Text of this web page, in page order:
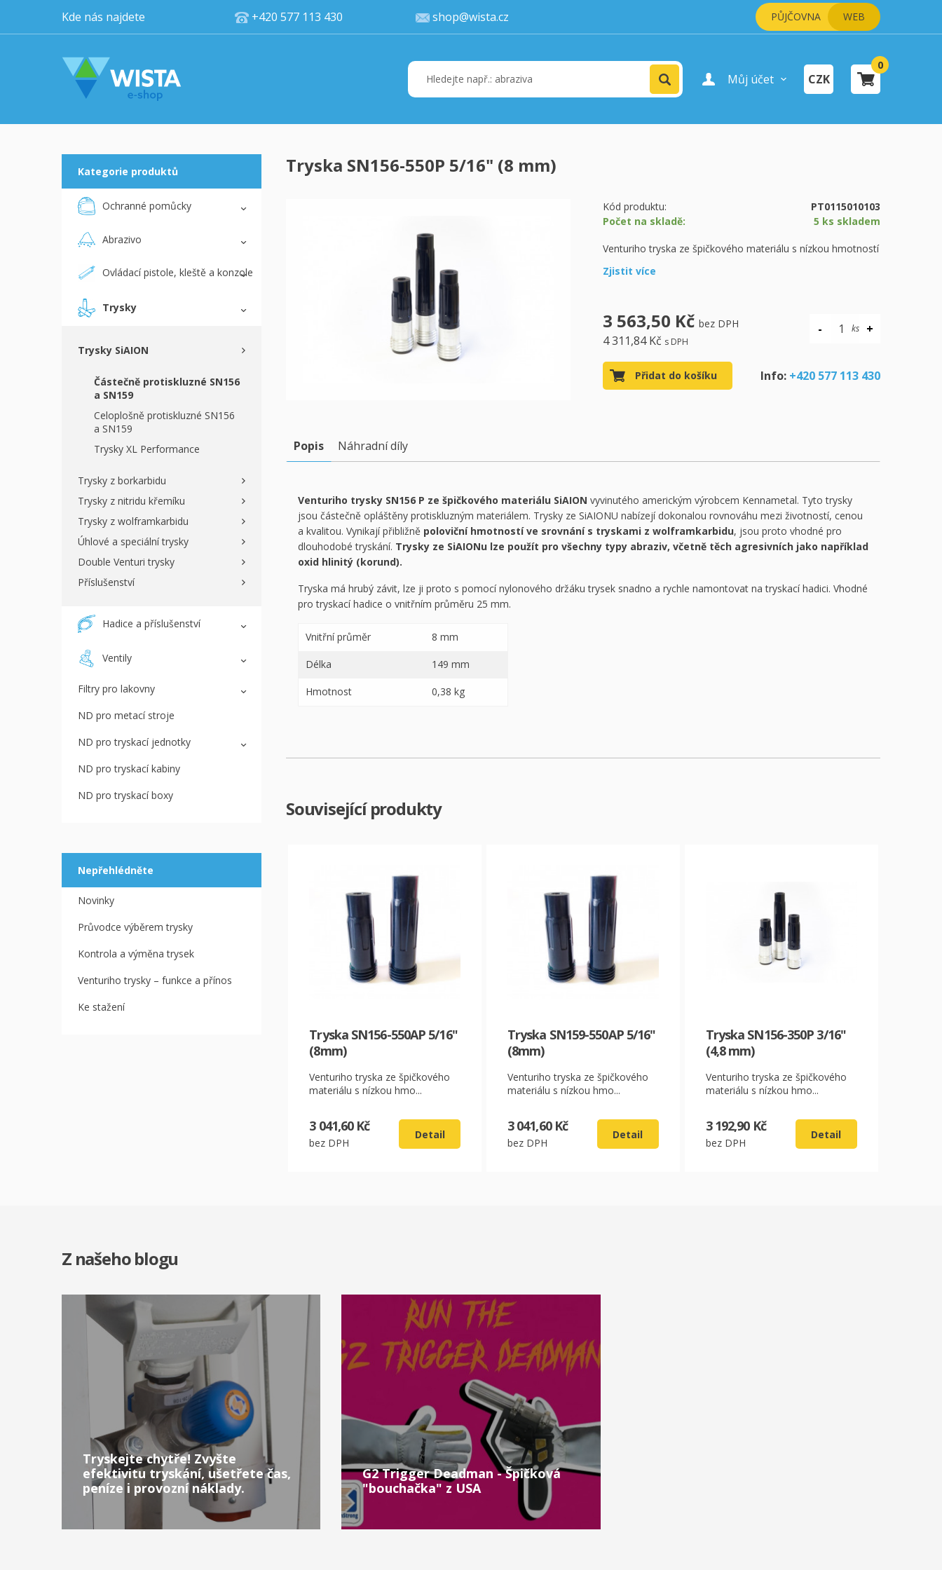
Kde nás najdete +420 577 113 430 shop@wista.cz PŮJČOVNA WEB
Vyhledat
Můj účet
Přihlášení uživatele
CZK
0
K pokladně
Kategorie produktů
Ochranné pomůcky
Abrazivo
Ovládací pistole, kleště a konzole
Trysky
Trysky SiAION
Částečně protiskluzné SN156
a SN159
Celoplošně protiskluzné SN156
a SN159
Trysky XL Performance
Trysky z borkarbidu
Trysky z nitridu křemíku
Trysky z wolframkarbidu
Úhlové a speciální trysky
Double Venturi trysky
Příslušenství
Hadice a příslušenství
Ventily
Filtry pro lakovny
ND pro metací stroje
ND pro tryskací jednotky
ND pro tryskací kabiny
ND pro tryskací boxy
Nepřehlédněte
Novinky
Průvodce výběrem trysky
Kontrola a výměna trysek
Venturiho trysky – funkce a přínos
Ke stažení
Tryska SN156-550P 5/16" (8 mm)
Kód produktu:
PT0115010103
Počet na skladě:
5 ks skladem
Venturiho tryska ze špičkového materiálu s nízkou hmotností
Zjistit více
3 563,50 Kč bez DPH
4 311,84 Kč s DPH
Přidat do košíku Info: +420 577 113 430
Popis Náhradní díly
Venturiho trysky SN156 P ze špičkového materiálu SiAION vyvinutého americkým výrobcem Kennametal. Tyto trysky
jsou částečně opláštěny protiskluzným materiálem. Trysky ze SiAIONU nabízejí dokonalou rovnováhu mezi životností, cenou
a kvalitou. Vynikají přibližně poloviční hmotností ve srovnání s tryskami z wolframkarbidu, jsou proto vhodné pro
dlouhodobé tryskání. Trysky ze SiAIONu lze použít pro všechny typy abraziv, včetně těch agresivních jako například
oxid hlinitý (korund).
Tryska má hrubý závit, lze ji proto s pomocí nylonového držáku trysek snadno a rychle namontovat na tryskací hadici. Vhodné
pro tryskací hadice o vnitřním průměru 25 mm.
Vnitřní průměr 8 mm
Délka 149 mm
Hmotnost 0,38 kg
Související produkty
Tryska SN156-550AP 5/16"
(8mm)
Venturiho tryska ze špičkového
materiálu s nízkou hmo...
3 041,60 Kč
bez DPH
Detail
Tryska SN159-550AP 5/16"
(8mm)
Venturiho tryska ze špičkového
materiálu s nízkou hmo...
3 041,60 Kč
bez DPH
Detail
Tryska SN156-350P 3/16"
(4,8 mm)
Venturiho tryska ze špičkového
materiálu s nízkou hmo...
3 192,90 Kč
bez DPH
Detail
Z našeho blogu
Tryskejte chytře! Zvyšte
efektivitu tryskání, ušetřete čas,
peníze i provozní náklady.
G2 Trigger Deadman - Špičková
"bouchačka" z USA